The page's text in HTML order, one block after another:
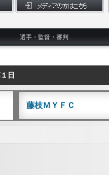
選手・監督・審判
日
藤枝ＭＹＦＣ